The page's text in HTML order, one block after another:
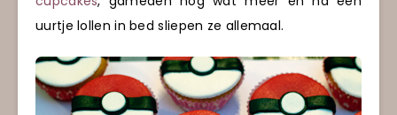
uurtje lollen in bed sliepen ze allemaal.